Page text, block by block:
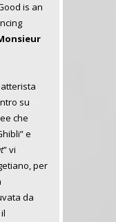
is an
su
che
e
” vi
per
da